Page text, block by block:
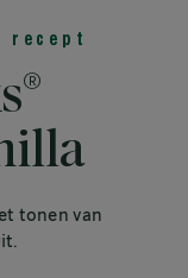
recept
®
tonen van